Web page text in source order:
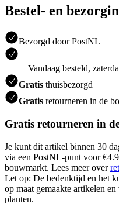
Bestel- en
Bezorgd door PostNL
Vandaag besteld,
Gratis thuisbezorgd
Gratis retourneren in de
Gratis retourneren in
Je kunt dit artikel binnen 30
via een PostNL-punt voor
bouwmarkt. Lees meer over
Let op: De bedenktijd en het
op maat gemaakte artikelen
planten.